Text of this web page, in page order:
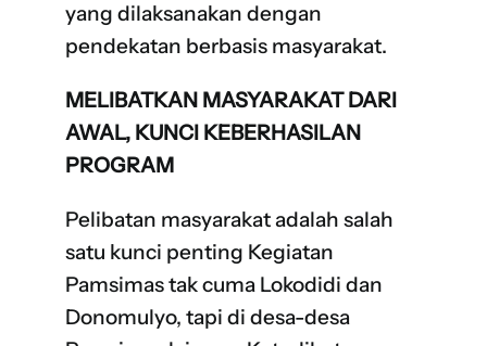
yang dilaksanakan dengan
pendekatan berbasis masyarakat.
MELIBATKAN MASYARAKAT DARI
AWAL, KUNCI KEBERHASILAN
PROGRAM
Pelibatan masyarakat adalah salah
satu kunci penting Kegiatan
Pamsimas tak cuma Lokodidi dan
Donomulyo, tapi di desa-desa